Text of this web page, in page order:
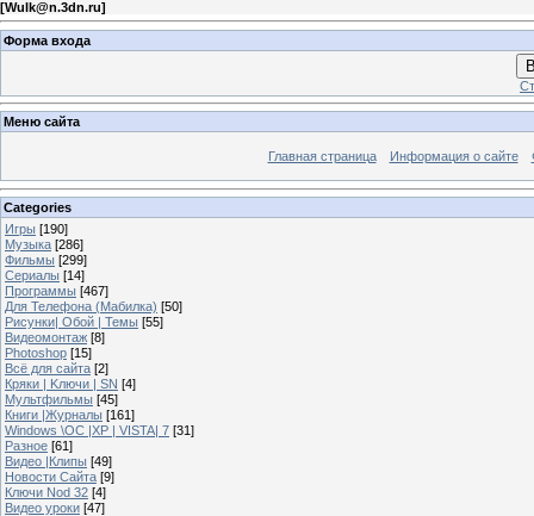
[Wulk@n.3dn.ru]
Форма входа
Меню сайта
Главная страница Информация о сайте
Categories
Игры [190]
Музыка [286]
Фильмы [299]
Сериалы [14]
Программы [467]
Для Телефона (Мабилка) [50]
Рисунки| Обой | Темы [55]
Видеомонтаж [8]
Photoshop [15]
Всё для сайта [2]
Кряки | Kлючи | SN [4]
Мультфильмы [45]
Книги |Журналы [161]
Windows \OC |XP | VISTA| 7 [31]
Разное [61]
Видео |Клипы [49]
Новости Сайта [9]
Ключи Nod 32 [4]
Видео уроки [47]